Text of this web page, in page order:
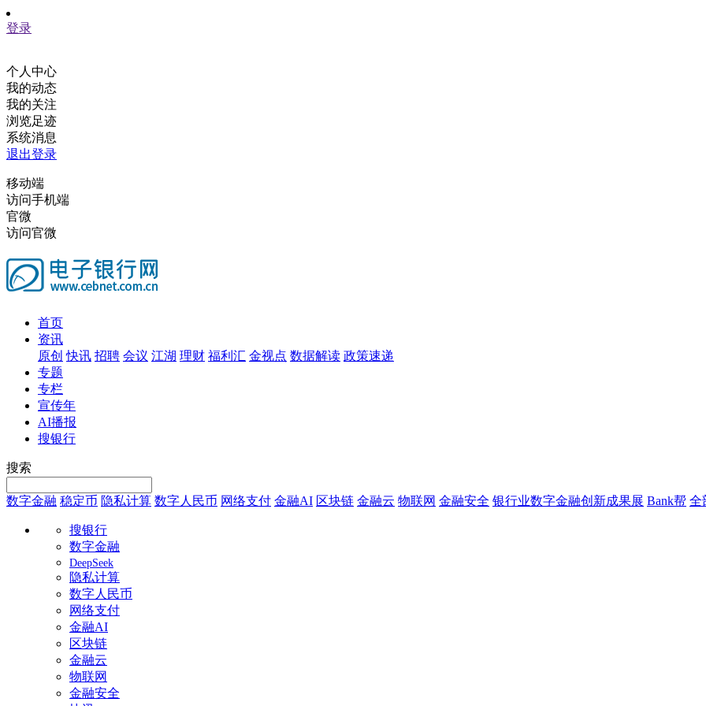
登录
个人中心
我的动态
我的关注
浏览足迹
系统消息
退出登录
移动端
访问手机端
官微
访问官微
首页
资讯
原创 快讯 招聘 会议 江湖 理财 福利汇 金视点 数据解读 政策速递
专题
专栏
宣传年
AI播报
搜银行
搜索
数字金融 稳定币 隐私计算 数字人民币 网络支付 金融AI 区块链 金融云 物联网 金融安全 银行业数字金融创新成果展 Bank帮 全
搜银行
数字金融
DeepSeek
隐私计算
数字人民币
网络支付
金融AI
区块链
金融云
物联网
金融安全